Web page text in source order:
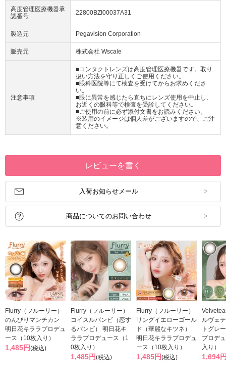
高度管理医療機器承
認番号
22800BZI00037A31
製造元 Pegavision Corporation
販売元 株式会社 Wscale
注意事項
■コンタクトレンズは高度管理医療機器です。取り
扱い方法を守り正しくご使用ください。
■眼科医院等にて検査を受けてからお求めくださ
い。
■眼に異常を感じたら直ちにレンズ使用を中止し、
お近くの眼科等で検査を受診してください。
■ご使用の前に必ず添付文書をお読みください。
※装用のイメージは個人差がございますので、ご注
意ください。
レビューを書く
入荷お知らせメール
商品についてのお問い合わせ
Flurry（フルーリー）
のんびりマンチカン
明日花キララプロデュ
ース（10枚入り）
1,485円(税込)
Flurry（フルーリー）
コイスルバンビ（恋す
るバンビ） 明日花キ
ララプロデュース（1
0枚入り）
1,485円(税込)
Flurry（フルーリー）
リングイエローゴール
ド（華麗なキツネ）
明日花キララプロデュ
ース（10枚入り）
1,485円(税込)
ルヴェ
トグレ
プロデ
入り）
1,694